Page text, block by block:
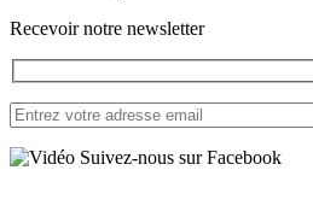
Recevoir notre newsletter
Suivez-nous sur Facebook